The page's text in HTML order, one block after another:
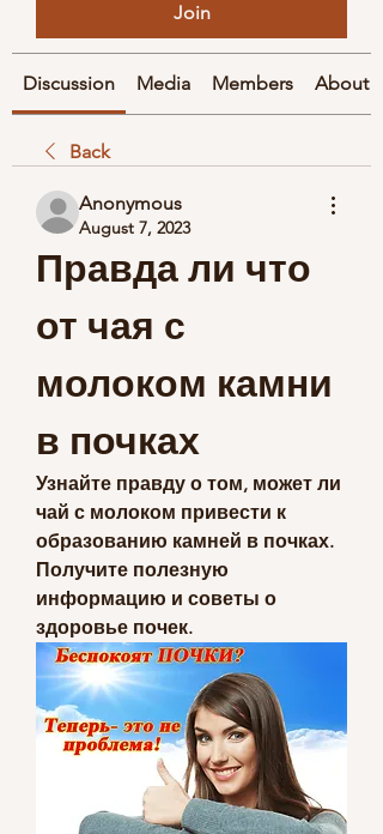
Join
Discussion Media Members About
Back
Anonymous
August 7, 2023
Правда ли что
от чая с
молоком камни
в почках
Узнайте правду о том, может ли
чай с молоком привести к
образованию камней в почках.
Получите полезную
информацию и советы о
здоровье почек.